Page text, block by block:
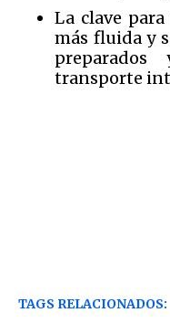
La clave
más fluida y
transporte
TAGS RELACIONADOS: